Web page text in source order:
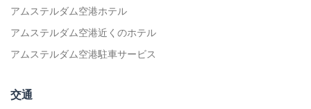
アムステルダム空港ホテル
アムステルダム空港近くのホテル
アムステルダム空港駐車サービス
交通